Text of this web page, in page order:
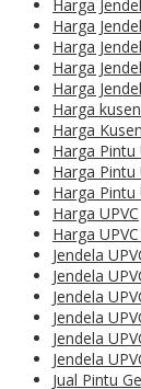
Harga
Harga
Harga
Harga
Harga
Harga
Harga
Harga Pintu
Harga Pintu
Harga Pintu
Harga UPVC
Harga
Jendela
Jendela
Jendela
Jendela
Jendela
Jendela
Jual Pintu